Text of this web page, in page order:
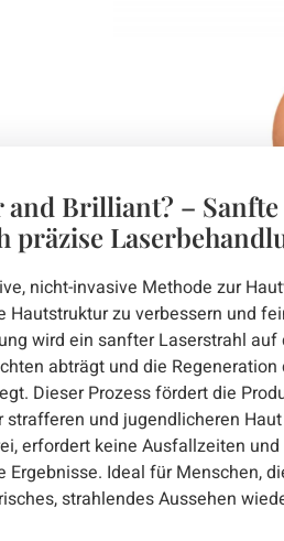
Brilliant? – Sanfte
nicht-invasive Methode zur
Hautstruktur zu verbessern und
wird ein sanfter Laserstrahl auf
abträgt und die Regeneration
Dieser Prozess fördert die
strafferen und jugendlicheren
erfordert keine Ausfallzeiten
Ideal für Menschen,
strahlendes Aussehen